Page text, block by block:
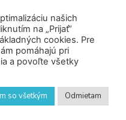
našich
na „Prijať“
cookies. Pre
pomáhajú pri
a povoľte všetky
so všetkým Odmietam